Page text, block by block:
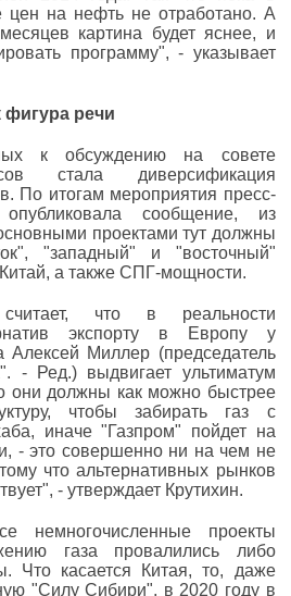
цен на нефть не отработано. А
картина будет яснее, и
программу", - указывает
речи
к обсуждению на совете
стала диверсификация
По итогам мероприятия пресс-
сообщение, из
основными проектами тут должны
"западный" и "восточный"
а также СПГ-мощности.
что в реальности
экспорту в Европу у
Алексей Миллер (председатель
- Ред.) выдвигает ультиматум
они должны как можно быстрее
чтобы забирать газ с
иначе "Газпром" пойдет на
- это совершенно ни на чем не
что альтернативных рынков
- утверждает Крутихин.
немногочисленные проекты
газа провалились либо
Что касается Китая, то, даже
"Силу Сибири", в 2020 году в